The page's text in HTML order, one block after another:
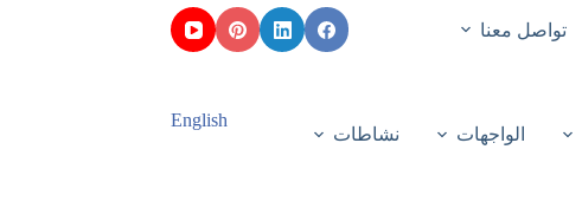
تواصل معنا
الواجهات نشاطات
English